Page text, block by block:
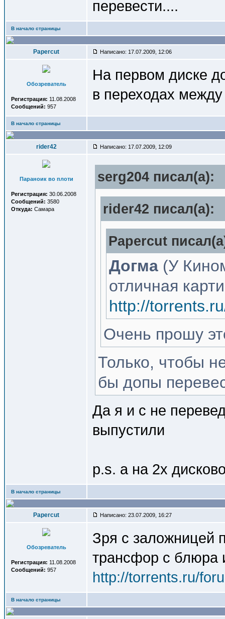
перевести....
В начало страницы
Papercut Написано: 17.07.2009, 12:06
Обозреватель
Регистрация: 11.08.2008
Сообщений: 957
На первом диске
в переходах
В начало страницы
rider42 Написано: 17.07.2009, 12:09
Параноик во плоти
Регистрация: 30.06.2008
Сообщений: 3580
Откуда: Самара
serg204 писал(a):
rider42 писал(a):
Papercut
Догма (У
отличная
http://
Очень прошу
Только, чтобы
бы допы
Да я и с не
выпустили
p.s. а на 2х
В начало страницы
Papercut Написано: 23.07.2009, 16:27
Обозреватель
Регистрация: 11.08.2008
Сообщений: 957
Зря с заложницей
трансфор с блюра
http://torrents.ru/
В начало страницы